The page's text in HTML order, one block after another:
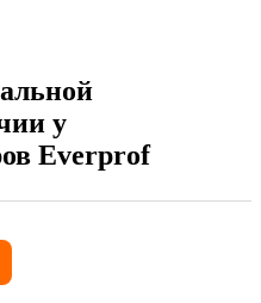
у
Everprof